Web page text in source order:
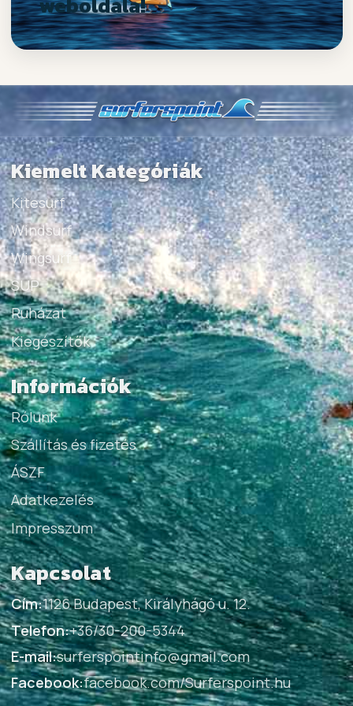
Kiemelt Kategóriák
Kitesurf
Windsurf
Wingsurf
SUP
Ruházat
Kiegészítők
Információk
Rólunk
Szállítás és fizetés
ÁSZF
Adatkezelés
Impresszum
Kapcsolat
Cím:1126 Budapest, Királyhágó u. 12.
Telefon:+36/30-200-5344
E-mail:surferspointinfo@gmail.com
Facebook:facebook.com/Surferspoint.hu